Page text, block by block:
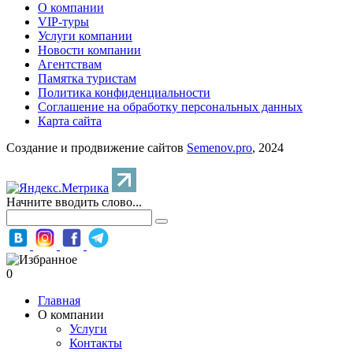
О компании
VIP-туры
Услуги компании
Новости компании
Агентствам
Памятка туристам
Политика конфиденциальности
Соглашение на обработку персональных данных
Карта сайта
Создание и продвижение сайтов Semenov.pro, 2024
Начните вводить слово...
0
Главная
О компании
Услуги
Контакты